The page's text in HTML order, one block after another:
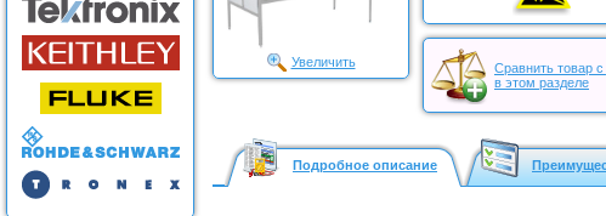
Увеличить
Сравнить товар
в этом разделе
Подробное описание